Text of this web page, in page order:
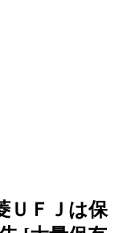
ＵＦＪは保